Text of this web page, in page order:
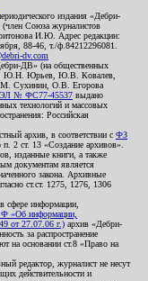
издания «Дебри-
Союза журналистов
И.Ю. Адрес редакции:
88-46, т./ф.84212296081.
dv.com
ДВ» (на общественных
Ю.Н. Юрьев, Ю.В. Ковалев,
Сухинин, О.В. Егорова
ЭЛ № ФС77-45537 выдано
технологий и массовых
Российская
архив, в соответствии с ФЗ
п. 2 ст. 13 «Создание архивов».
изданные книги, а также
документам является
закона. Архивные
ст.ст. 1275, 1276, 1306
сфере информации,
«Об информации,
от 27.07.06 г.) архив «Дебри-
за распространение
на основании ст.8 «Право на
редактор, журналист не несут
действительности и